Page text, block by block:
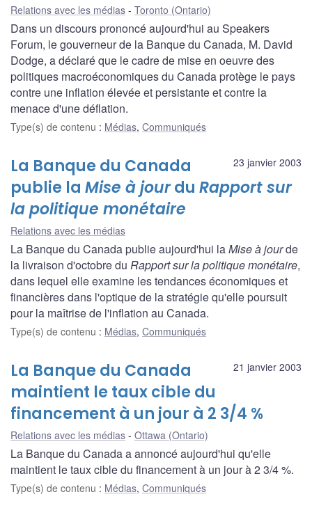
Relations avec les médias Toronto (Ontario)
Dans un discours prononcé aujourd'hui au Speakers
Forum, le gouverneur de la Banque du Canada, M. David
Dodge, a déclaré que le cadre de mise en oeuvre des
politiques macroéconomiques du Canada protège le pays
contre une inflation élevée et persistante et contre la
menace d'une déflation.
Type(s) de contenu : Médias, Communiqués
23 janvier 2003
La Banque du Canada
publie la Mise à jourdu Rapport sur
la politique monétaire
Relations avec les médias
La Banque du Canada publie aujourd'hui laMise à jourde
la livraison d'octobre du Rapport sur la politique monétaire,
dans lequel elle examine les tendances économiques et
financières dans l'optique de la stratégie qu'elle poursuit
pour la maîtrise de l'inflation au Canada.
Type(s) de contenu : Médias, Communiqués
21 janvier 2003
La Banque du Canada
maintient le taux cible du
financement à un jour à 2 3/4 %
Relations avec les médias Ottawa (Ontario)
La Banque du Canada a annoncé aujourd'hui qu'elle
maintient le taux cible du financement à un jour à 2 3/4 %.
Type(s) de contenu : Médias, Communiqués